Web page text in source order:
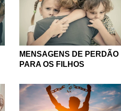
MENSAGENS DE PERDÃO
PARA OS FILHOS